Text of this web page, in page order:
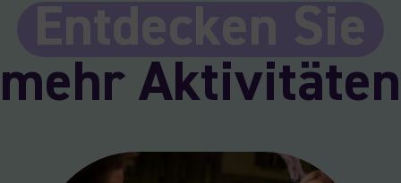
Entdecken Sie
mehr Aktivitäten